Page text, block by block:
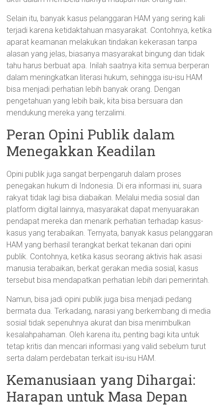
Selain itu, banyak kasus pelanggaran HAM yang sering kali
terjadi karena ketidaktahuan masyarakat. Contohnya, ketika
aparat keamanan melakukan tindakan kekerasan tanpa
alasan yang jelas, biasanya masyarakat bingung dan tidak
tahu harus berbuat apa. Inilah saatnya kita semua berperan
dalam meningkatkan literasi hukum, sehingga isu-isu HAM
bisa menjadi perhatian lebih banyak orang. Dengan
pengetahuan yang lebih baik, kita bisa bersuara dan
mendukung mereka yang terzalimi.
Peran Opini Publik dalam
Menegakkan Keadilan
Opini publik juga sangat berpengaruh dalam proses
penegakan hukum di Indonesia. Di era informasi ini, suara
rakyat tidak lagi bisa diabaikan. Melalui media sosial dan
platform digital lainnya, masyarakat dapat menyuarakan
pendapat mereka dan menarik perhatian terhadap kasus-
kasus yang terabaikan. Ternyata, banyak kasus pelanggaran
HAM yang berhasil terangkat berkat tekanan dari opini
publik. Contohnya, ketika kasus seorang aktivis hak asasi
manusia terabaikan, berkat gerakan media sosial, kasus
tersebut bisa mendapatkan perhatian lebih dari pemerintah.
Namun, bisa jadi opini publik juga bisa menjadi pedang
bermata dua. Terkadang, narasi yang berkembang di media
sosial tidak sepenuhnya akurat dan bisa menimbulkan
kesalahpahaman. Oleh karena itu, penting bagi kita untuk
tetap kritis dan mencari informasi yang valid sebelum turut
serta dalam perdebatan terkait isu-isu HAM.
Kemanusiaan yang Dihargai:
Harapan untuk Masa Depan